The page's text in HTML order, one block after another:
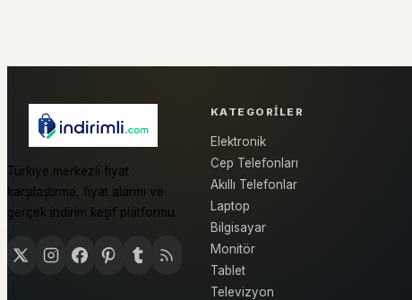
Türkiye merkezli fiyat
karşılaştırma, fiyat alarmı ve
gerçek indirim keşif platformu.
KATEGORILER
Elektronik
Cep Telefonları
Akıllı Telefonlar
Laptop
Bilgisayar
Monitör
Tablet
Televizyon